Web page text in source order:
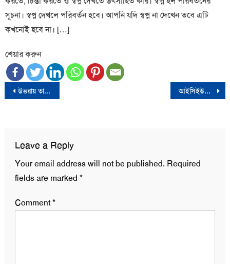
সূচনা। স্বপ্ন দেখলে পরিবর্তন হবে। আপনি যদি স্বপ্ন না দেখেন তবে এটি
কখনোই হবে না। […]
শেয়ার করুন
Post
উত্তরায় তাবলীগের দুপক্ষের সংঘর্ষ আইসিইউতে মোস্তফা সরয়ার ফারুকী
Leave a Reply
Your email address will not be published. Required
fields are marked *
Comment*